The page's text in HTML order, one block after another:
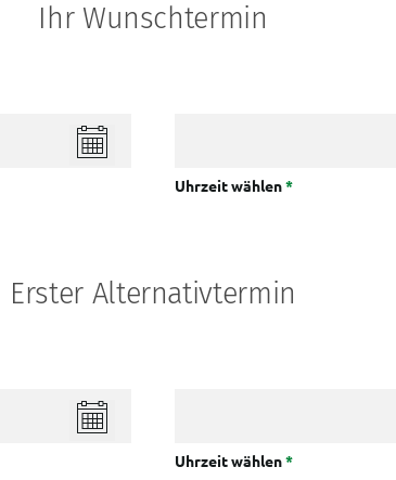
Ihr Wunschtermin
Uhrzeit wählen*
Erster Alternativtermin
Uhrzeit wählen*